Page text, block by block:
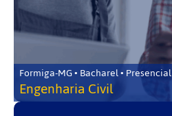
Formiga-MG • Bacharel • Presencial
Engenharia Civil